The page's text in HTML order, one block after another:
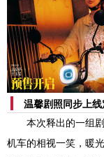
温馨剧照同步上
本次释出的一组
机车的相视一笑，暖